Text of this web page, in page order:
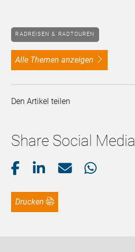
RADREISEN & RADTOUREN
alle Themen anzeigen
Den Artikel teilen
Share Social Media
Drucken